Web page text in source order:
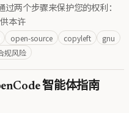
两个步骤来保护您的权利：
本许
open-source copyleft
gnu
规风险
智能体指南